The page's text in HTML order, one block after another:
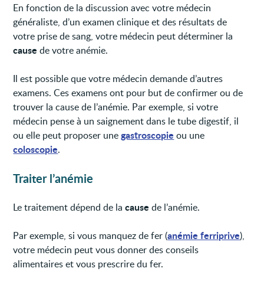
En fonction de la discussion avec votre médecin
généraliste, d’un examen clinique et des résultats de
votre prise de sang, votre médecin peut déterminer la
causede votre anémie.
Il est possible que votre médecin demande d’autres
examens. Ces examens ont pour but de confirmer ou de
trouver la cause de l’anémie. Par exemple, si votre
médecin pense à un saignement dans le tube digestif, il
ou elle peut proposer unegastroscopie ou une
coloscopie.
Traiter l’anémie
Le traitement dépend de lacause de l’anémie.
Par exemple, si vous manquez de fer (anémie ferriprive),
votre médecin peut vous donner des conseils
alimentaires et vous prescrire du fer.